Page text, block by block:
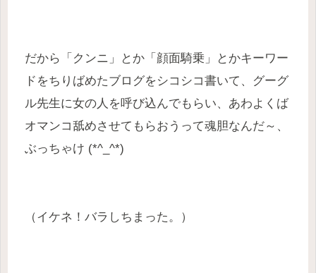
だから「クンニ」とか「顔面騎乗」とかキーワー
ドをちりばめたブログをシコシコ書いて、グーグ
ル先生に女の人を呼び込んでもらい、あわよくば
オマンコ舐めさせてもらおうって魂胆なんだ～、
ぶっちゃけ (*^_^*)
（イケネ！バラしちまった。）